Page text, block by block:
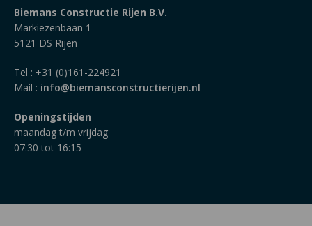
Biemans Constructie Rijen B.V.
Markiezenbaan 1
5121 DS Rijen
Tel : +31 (0)161-224921
Mail : info@biemansconstructierijen.nl
Openingstijden
maandag t/m vrijdag
07:30 tot 16:15